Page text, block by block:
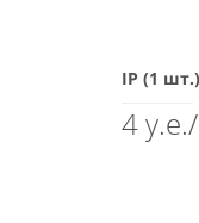
IP (1
4